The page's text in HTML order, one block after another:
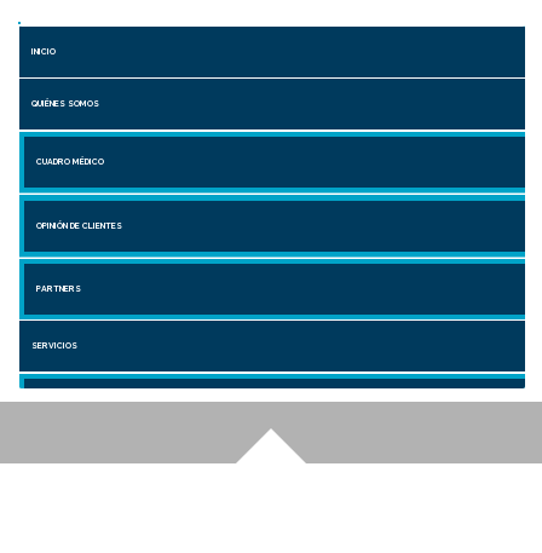
INICIO
QUIÉNES SOMOS
CUADRO MÉDICO
OPINIÓN DE CLIENTES
PARTNERS
SERVICIOS
TÉCNICAS QUIRÚRGICAS
UNIDAD DE TERAPIA REGENERATIVA
SARA MILLIN - SOLCOT